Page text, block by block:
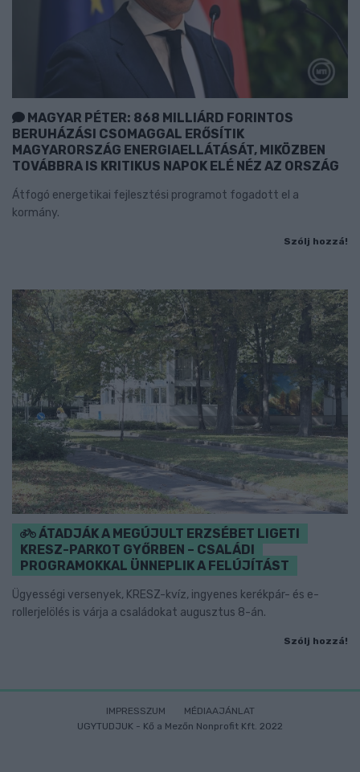
MAGYAR PÉTER: 868 MILLIÁRD FORINTOS
BERUHÁZÁSI CSOMAGGAL ERŐSÍTIK
MAGYARORSZÁG ENERGIAELLÁTÁSÁT, MIKÖZBEN
TOVÁBBRA IS KRITIKUS NAPOK ELÉ NÉZ AZ ORSZÁG
Átfogó energetikai fejlesztési programot fogadott el a
kormány.
Szólj hozzá!
ÁTADJÁK A MEGÚJULT ERZSÉBET LIGETI
KRESZ-PARKOT GYŐRBEN – CSALÁDI
PROGRAMOKKAL ÜNNEPLIK A FELÚJÍTÁST
Ügyességi versenyek, KRESZ-kvíz, ingyenes kerékpár- és e-
rollerjelölés is várja a családokat augusztus 8-án.
Szólj hozzá!
IMPRESSZUM
MÉDIAAJÁNLAT
UGYTUDJUK - Kő a Mezőn Nonprofit Kft. 2022